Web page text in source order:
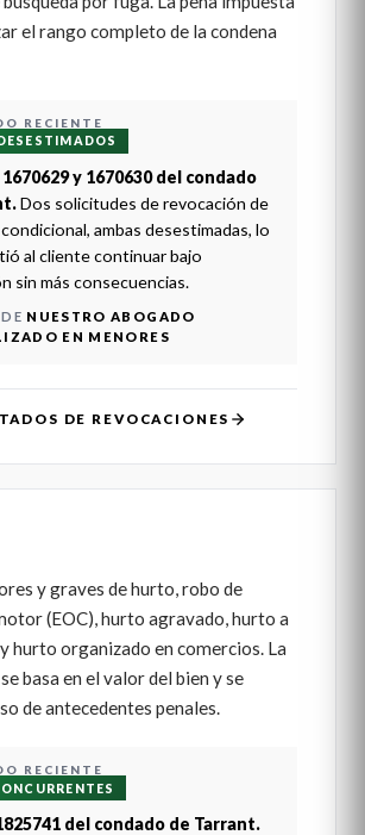
el rango completo de la condena
RECIENTE
1670629 y 1670630 del condado
Dos solicitudes de revocación de
ambas desestimadas, lo
al cliente continuar bajo
sin más consecuencias.
NUESTRO ABOGADO
EN MENORES
DE REVOCACIONES
y graves de hurto, robo de
(EOC), hurto agravado, hurto a
hurto organizado en comercios. La
basa en el valor del bien y se
de antecedentes penales.
RECIENTE
del condado de Tarrant.